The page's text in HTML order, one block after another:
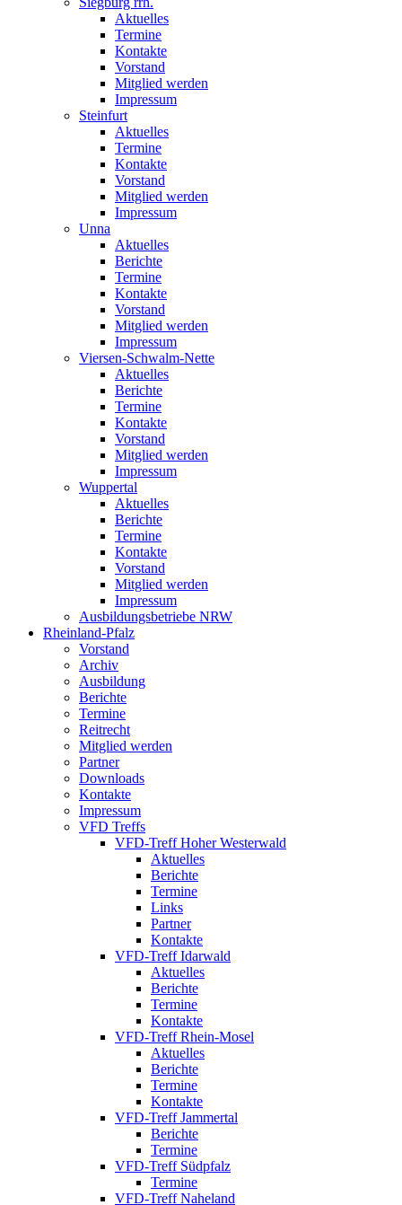
Aktuelles
Termine
Kontakte
Vorstand
Mitglied werden
Impressum
Steinfurt
Aktuelles
Termine
Kontakte
Vorstand
Mitglied werden
Impressum
Unna
Aktuelles
Berichte
Termine
Kontakte
Vorstand
Mitglied werden
Impressum
Viersen-Schwalm-Nette
Aktuelles
Berichte
Termine
Kontakte
Vorstand
Mitglied werden
Impressum
Wuppertal
Aktuelles
Berichte
Termine
Kontakte
Vorstand
Mitglied werden
Impressum
Ausbildungsbetriebe NRW
Rheinland-Pfalz
Vorstand
Archiv
Ausbildung
Berichte
Termine
Reitrecht
Mitglied werden
Partner
Downloads
Kontakte
Impressum
VFD Treffs
VFD-Treff Hoher Westerwald
Aktuelles
Berichte
Termine
Links
Partner
Kontakte
VFD-Treff Idarwald
Aktuelles
Berichte
Termine
Kontakte
VFD-Treff Rhein-Mosel
Aktuelles
Berichte
Termine
Kontakte
VFD-Treff Jammertal
Berichte
Termine
VFD-Treff Südpfalz
Termine
VFD-Treff Naheland